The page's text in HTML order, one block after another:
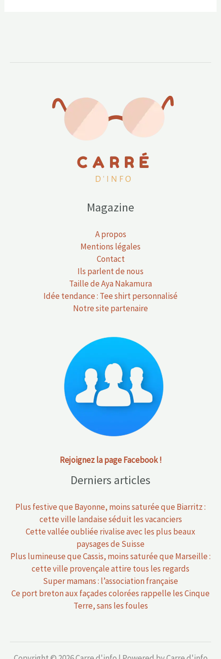
Magazine
A propos
Mentions légales
Contact
Ils parlent de nous
Taille de Aya Nakamura
Idée tendance : Tee shirt personnalisé
Notre site partenaire
Rejoignez la page Facebook !
Derniers articles
Plus festive que Bayonne, moins saturée que Biarritz :
cette ville landaise séduit les vacanciers
Cette vallée oubliée rivalise avec les plus beaux
paysages de Suisse
Plus lumineuse que Cassis, moins saturée que Marseille :
cette ville provençale attire tous les regards
Super mamans : l’association française
Ce port breton aux façades colorées rappelle les Cinque
Terre, sans les foules